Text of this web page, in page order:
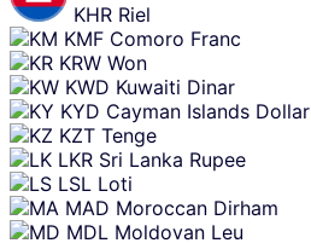
KHR Riel
KMF Comoro Franc
KRW Won
KWD Kuwaiti Dinar
KYD Cayman Islands Dollar
KZT Tenge
LKR Sri Lanka Rupee
LSL Loti
MAD Moroccan Dirham
MDL Moldovan Leu